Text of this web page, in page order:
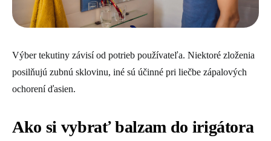
Výber tekutiny závisí od potrieb používateľa. Niektoré zloženia
posilňujú zubnú sklovinu, iné sú účinné pri liečbe zápalových
ochorení ďasien.
Ako si vybrať balzam do irigátora